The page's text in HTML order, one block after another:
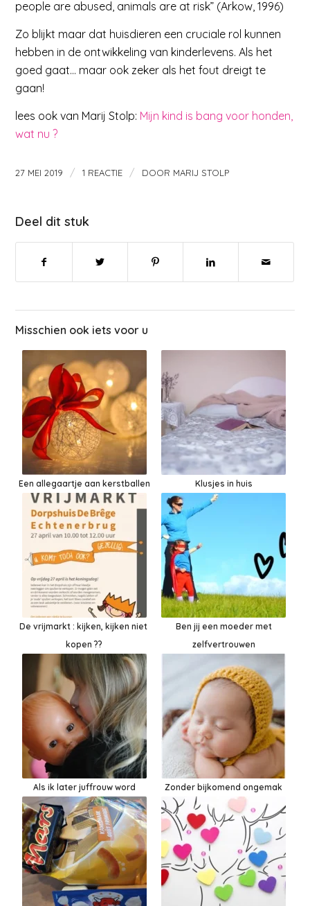
people are abused, animals are at risk” (Arkow, 1996)
Zo blijkt maar dat huisdieren een cruciale rol kunnen
hebben in de ontwikkeling van kinderlevens. Als het
goed gaat… maar ook zeker als het fout dreigt te
gaan!
lees ook van Marij Stolp: Mijn kind is bang voor honden,
wat nu ?
27 MEI 2019 / 1 REACTIE / DOOR MARIJ STOLP
Deel dit stuk
Misschien ook iets voor u
Een allegaartje aan kerstballen Klusjes in huis
De vrijmarkt : kijken, kijken niet
kopen ??
Ben jij een moeder met
zelfvertrouwen
Als ik later juffrouw word Zonder bijkomend ongemak